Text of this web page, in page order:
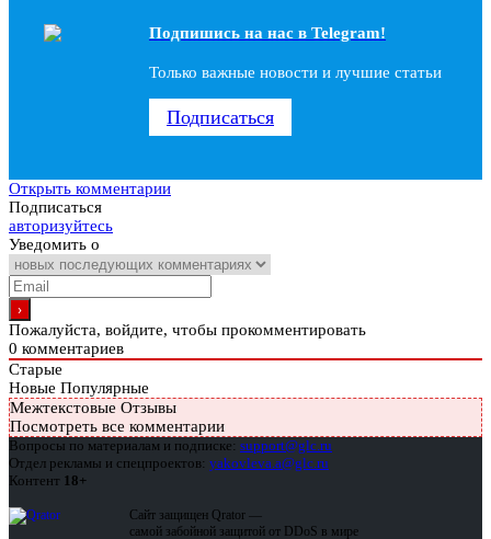
Подпишись на наc в Telegram!
Только важные новости и лучшие статьи
Подписаться
Открыть комментарии
Подписаться
авторизуйтесь
Уведомить о
Пожалуйста, войдите, чтобы прокомментировать
0 комментариев
Старые
Новые Популярные
Межтекстовые Отзывы
Посмотреть все комментарии
Вопросы по материалам и подписке: support@glc.ru
Отдел рекламы и спецпроектов: yakovleva.a@glc.ru
Контент 18+
Сайт защищен Qrator —
самой забойной защитой от DDoS в мире